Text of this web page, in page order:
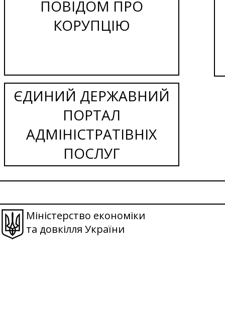
ПОВІДОМ ПРО
КОРУПЦІЮ
ЄДИНИЙ ДЕРЖАВНИЙ
ПОРТАЛ
АДМІНІСТРАТІВНІХ
ПОСЛУГ
Міністерство економіки
та довкілля України